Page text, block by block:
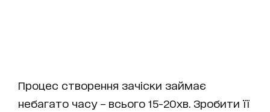
Процес створення зачіски займає
небагато часу – всього 15-20хв. Зробити її